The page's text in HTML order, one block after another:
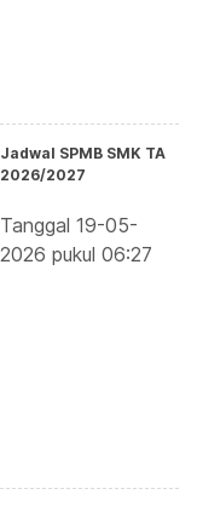
Jadwal SPMB SMK TA
2026/2027
Tanggal 19-05-
2026 pukul 06:27